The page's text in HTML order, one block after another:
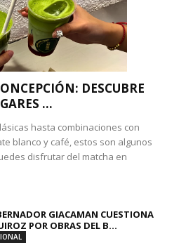
DESCUBRE
...
hasta combinaciones con
blanco y café, estos son algunos
disfrutar del matcha en
GIACAMAN CUESTIONA
POR OBRAS DEL B...